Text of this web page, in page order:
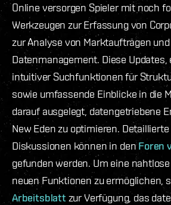
Online versorgen Spieler mit noch
Werkzeugen zur Erfassung von
zur Analyse von Marktaufträgen
Datenmanagement. Diese
intuitiver Suchfunktionen für
sowie umfassende Einblicke in die
darauf ausgelegt, datengetriebene
New Eden zu optimieren.
Diskussionen können in denForen
gefunden werden. Um eine
neuen Funktionen zu ermöglichen,
Arbeitsblatt zur Verfügung, das